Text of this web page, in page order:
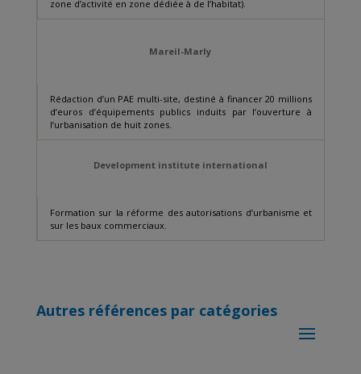
zone d’activité en zone dédiée à de l’habitat).
Mareil-Marly
Rédaction d’un PAE multi-site, destiné à financer 20 millions
d’euros d’équipements publics induits par l’ouverture à
l’urbanisation de huit zones.
Development institute international
Formation sur la réforme des autorisations d’urbanisme et
sur les baux commerciaux.
Autres références par catégories